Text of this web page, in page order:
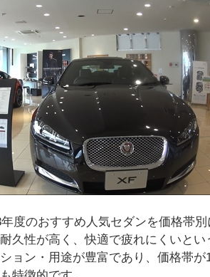
度のおすすめ人気セダンを価格帯
久性が高く、快適で疲れにくいとい
ョン・用途が豊富であり、価格帯が